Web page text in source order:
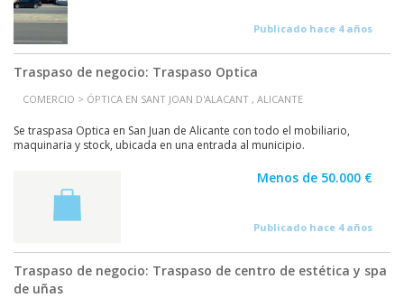
Publicado hace 4 años
Traspaso de negocio: Traspaso Optica
COMERCIO > ÓPTICA EN SANT JOAN D'ALACANT , ALICANTE
Se traspasa Optica en San Juan de Alicante con todo el mobiliario,
maquinaria y stock, ubicada en una entrada al municipio.
Menos de 50.000 €
Publicado hace 4 años
Traspaso de negocio: Traspaso de centro de estética y spa
de uñas